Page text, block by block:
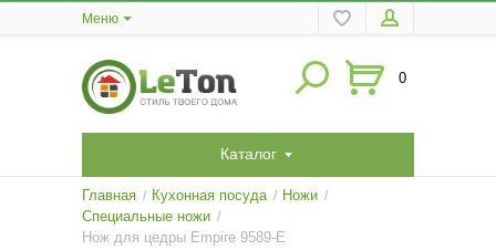
Меню
0
Каталог
Главная / Кухонная посуда / Ножи /
Специальные ножи /
Нож для цедры Empire 9589-E